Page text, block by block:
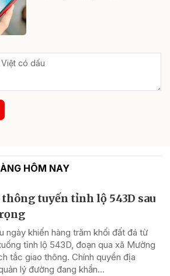
HÔM NAY
tuyến tỉnh lộ 543D sau
ngày khiến hàng trăm khối đất đá từ
tỉnh lộ 543D, đoạn qua xã Mường
tắc giao thông. Chính quyền địa
lý đường đang khẩn...